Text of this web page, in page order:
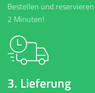
Bestellen und
2 Minuten!
3. Lieferung